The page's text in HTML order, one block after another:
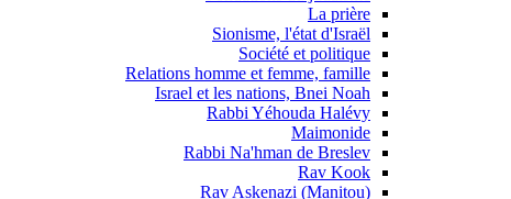
La prière
Sionisme, l'état d'Israël
Société et politique
Relations homme et femme, famille
Israel et les nations, Bnei Noah
Rabbi Yéhouda Halévy
Maimonide
Rabbi Na'hman de Breslev
Rav Kook
(Rav Askenazi (Manitou